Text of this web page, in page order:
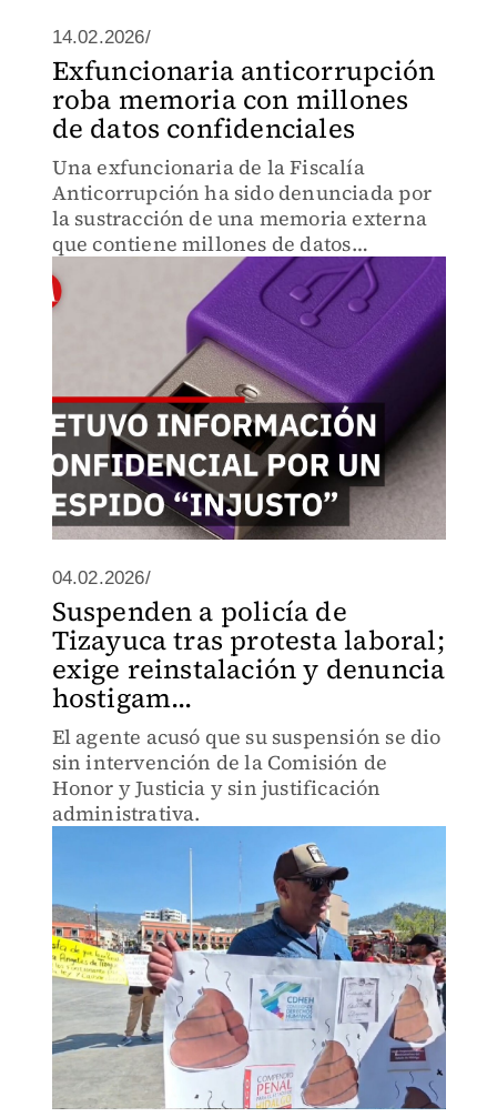
14.02.2026/
Exfuncionaria anticorrupción
roba memoria con millones
de datos confidenciales
Una exfuncionaria de la Fiscalía
Anticorrupción ha sido denunciada por
la sustracción de una memoria externa
que contiene millones de datos
sensibles, incluyendo expedientes de
investigación, bases de datos
confidenciales y nombres de
04.02.2026/
Suspenden a policía de
Tizayuca tras protesta laboral;
exige reinstalación y denuncia
hostigam...
El agente acusó que su suspensión se dio
sin intervención de la Comisión de
Honor y Justicia y sin justificación
administrativa.